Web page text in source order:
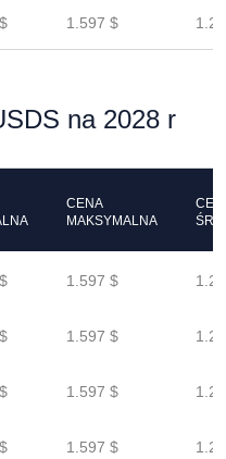
1.597 $
na 2028 r
CENA
MAKSYMALNA
1.597 $
1.597 $
1.597 $
1.597 $